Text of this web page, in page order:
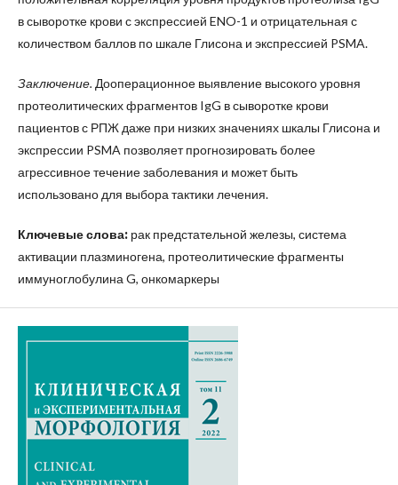
в сыворотке крови с экспрессией ENO-1 и отрицательная с
количеством баллов по шкале Глисона и экспрессией PSMA.
Заключение. Дооперационное выявление высокого уровня
протеолитических фрагментов IgG в сыворотке крови
пациентов с РПЖ даже при низких значениях шкалы Глисона и
экспрессии PSMA позволяет прогнозировать более
агрессивное течение заболевания и может быть
использовано для выбора тактики лечения.
Ключевые слова: рак предстательной железы, система
активации плазминогена, протеолитические фрагменты
иммуноглобулина G, онкомаркеры